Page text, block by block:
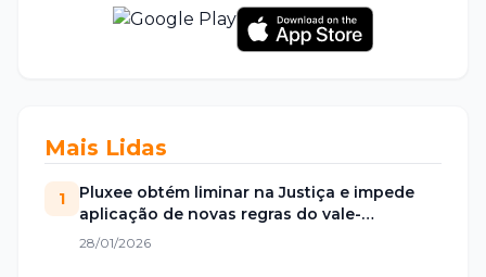
Mais Lidas
1
Pluxee obtém liminar na Justiça e impede
aplicação de novas regras do vale-
alimentação
28/01/2026